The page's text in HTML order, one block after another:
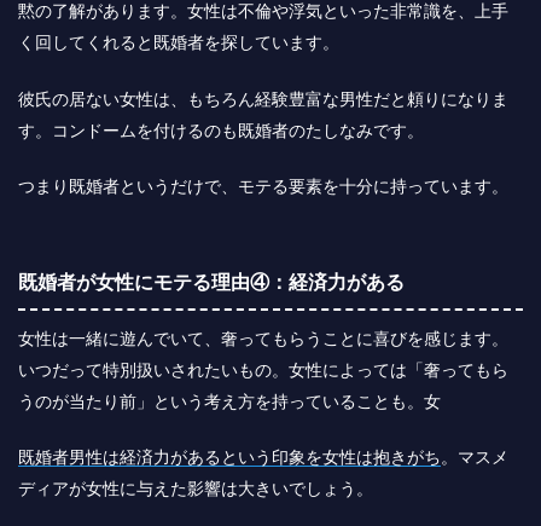
黙の了解があります。女性は不倫や浮気といった非常識を、上手
く回してくれると既婚者を探しています。
彼氏の居ない女性は、もちろん経験豊富な男性だと頼りになりま
す。コンドームを付けるのも既婚者のたしなみです。
つまり既婚者というだけで、モテる要素を十分に持っています。
既婚者が女性にモテる理由④：経済力がある
女性は一緒に遊んでいて、奢ってもらうことに喜びを感じます。
いつだって特別扱いされたいもの。女性によっては「奢ってもら
うのが当たり前」という考え方を持っていることも。女
既婚者男性は経済力があるという印象を女性は抱きがち。マスメ
ディアが女性に与えた影響は大きいでしょう。